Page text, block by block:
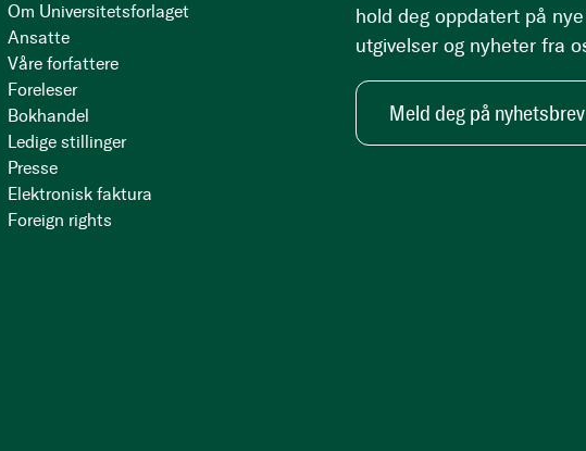
Om Universitetsforlaget
Ansatte
Våre forfattere
Foreleser
Bokhandel
Ledige stillinger
Presse
Elektronisk faktura
Foreign rights
hold deg oppdatert på nye
utgivelser og nyheter fra
Meld deg på nyhetsbrev